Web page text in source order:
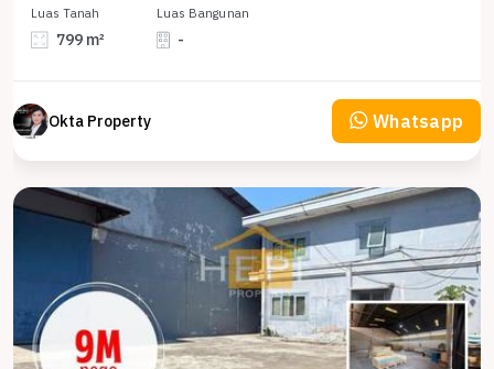
Luas Tanah
799 m²
Luas Bangunan
-
Okta Property Whatsapp